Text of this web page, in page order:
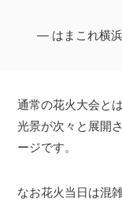
— はまこれ横
通常の花火大会と
光景が次々と展開
ージです。
なお花火当日は混